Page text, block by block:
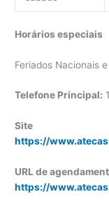
Horários especiais
Feriados Nacionais
Telefone Principal:
Site
https://
URL de
https://